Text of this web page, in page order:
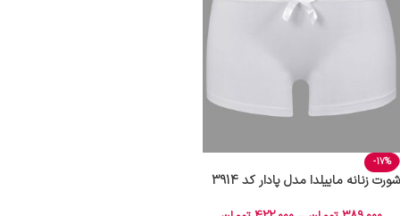
-17%
شورت زنانه ماییلدا مدل پادار کد 3914